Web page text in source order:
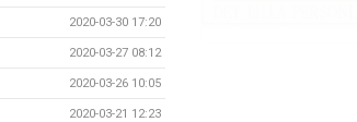
2020-03-30 17:20
2020-03-27 08:12
2020-03-26 10:05
2020-03-21 12:23